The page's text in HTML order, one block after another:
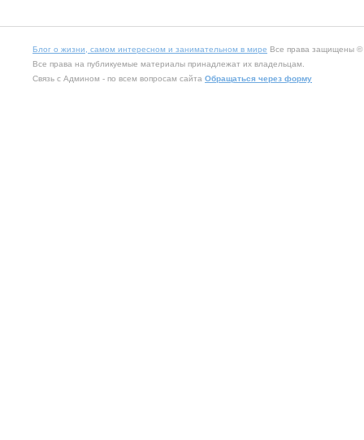
Блог о жизни, самом интересном и занимательном в мире Все права защищены ©
Все права на публикуемые материалы принадлежат их владельцам.
Связь с Админом - по всем вопросам сайта Обращаться через форму